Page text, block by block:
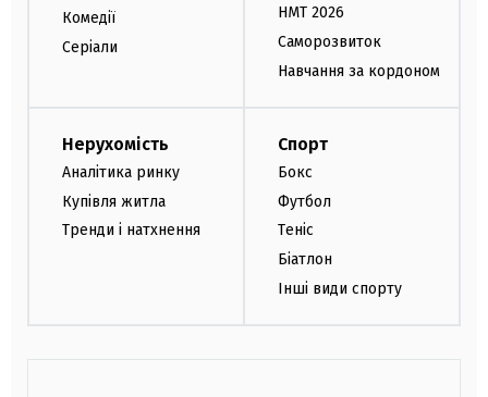
Комедії
Серіали
НМТ 2026
Саморозвиток
Навчання за кордоном
Нерухомість
Аналітика ринку
Купівля житла
Тренди і натхнення
Спорт
Бокс
Футбол
Теніс
Біатлон
Інші види спорту